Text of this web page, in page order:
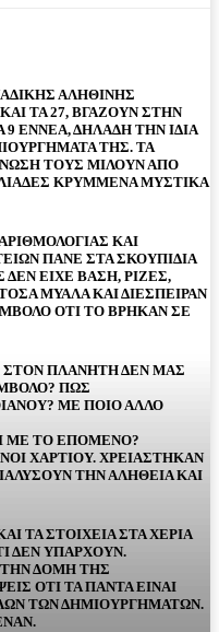
ΑΛΗΘΙΝΗΣ
ΤΑ 27, ΒΓΑΖΟΥΝ ΣΤΗΝ
ΕΝΝΕΑ, ΔΗΛΑΔΗ ΤΗΝ ΙΔΙΑ
ΤΗΣ. ΤΑ
ΤΟΥΣ ΜΙΛΟΥΝ ΑΠΟ
ΚΡΥΜΜΕΝΑ ΜΥΣΤΙΚΑ
ΚΑΙ
ΠΑΝΕ ΣΤΑ ΣΚΟΥΠΙΔΙΑ
ΕΙΧΕ ΒΑΣΗ, ΡΙΖΕΣ,
ΜΥΑΛΑ ΚΑΙ ΔΙΕΣΠΕΙΡΑΝ
ΟΤΙ ΤΟ ΒΡΗΚΑΝ ΣΕ
ΣΤΟΝ ΠΛΑΝΗΤΗ ΔΕΝ ΜΑΣ
ΠΩΣ
ΜΕ ΠΟΙΟ ΑΛΛΟ
ΜΕ ΤΟ ΕΠΟΜΕΝΟ?
ΧΑΡΤΙΟΥ. ΧΡΕΙΑΣΤΗΚΑΝ
ΤΗΝ ΑΛΗΘΕΙΑ ΚΑΙ
ΤΑ ΣΤΟΙΧΕΙΑ ΣΤΑ ΧΕΡΙΑ
ΔΕΝ ΥΠΑΡΧΟΥΝ.
ΔΟΜΗ ΤΗΣ
ΟΤΙ ΤΑ ΠΑΝΤΑ ΕΙΝΑΙ
ΤΩΝ ΔΗΜΙΟΥΡΓΗΜΑΤΩΝ.